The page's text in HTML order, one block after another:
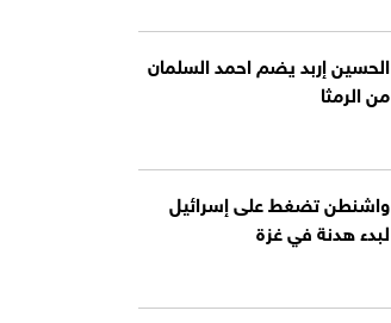
الحسين إربد يضم احمد السلمان
من الرمثا
واشنطن تضغط على إسرائيل
لبدء هدنة في غزة